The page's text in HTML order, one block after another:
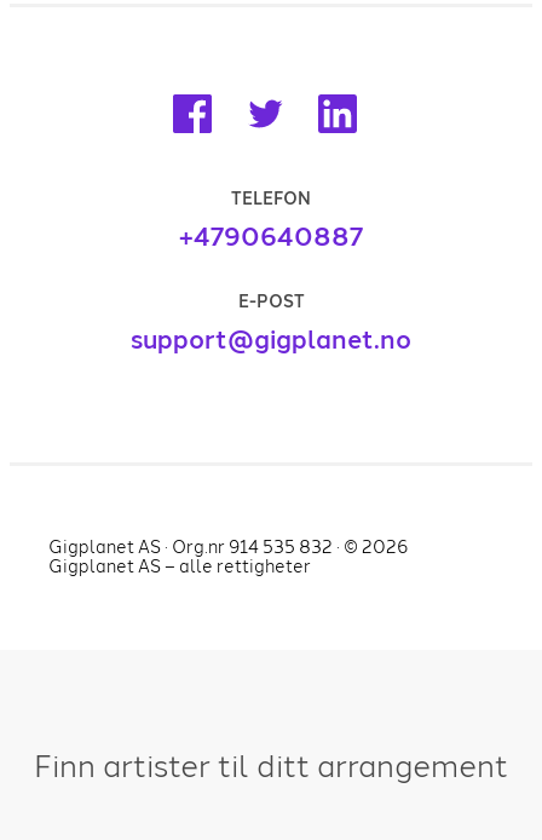
TELEFON
+4790640887
E-POST
support@gigplanet.no
Gigplanet AS · Org.nr 914 535 832 · © 2026
Gigplanet AS – alle rettigheter
Finn artister til ditt arrangement